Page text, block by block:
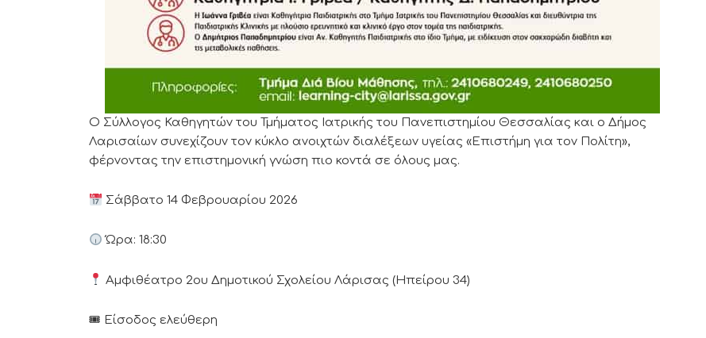
Ο Σύλλογος Καθηγητών του Τμήματος Ιατρικής του Πανεπιστημίου Θεσσαλίας και ο Δήμος
Λαρισαίων συνεχίζουν τον κύκλο ανοιχτών διαλέξεων υγείας «Επιστήμη για τον Πολίτη»,
φέρνοντας την επιστημονική γνώση πιο κοντά σε όλους μας.
Σάββατο 14 Φεβρουαρίου 2026
Ώρα: 18:30
Αμφιθέατρο 2ου Δημοτικού Σχολείου Λάρισας (Ηπείρου 34)
🎟 Είσοδος ελεύθερη